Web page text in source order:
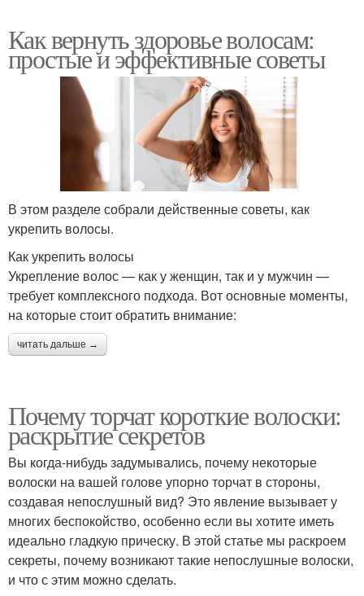
Как вернуть здоровье волосам:
простые и эффективные советы
В этом разделе собрали действенные советы, как
укрепить волосы.
Как укрепить волосы
Укрепление волос — как у женщин, так и у мужчин —
требует комплексного подхода. Вот основные моменты,
на которые стоит обратить внимание:
читать дальше →
Почему торчат короткие волоски:
раскрытие секретов
Вы когда-нибудь задумывались, почему некоторые
волоски на вашей голове упорно торчат в стороны,
создавая непослушный вид? Это явление вызывает у
многих беспокойство, особенно если вы хотите иметь
идеально гладкую прическу. В этой статье мы раскроем
секреты, почему возникают такие непослушные волоски,
и что с этим можно сделать.